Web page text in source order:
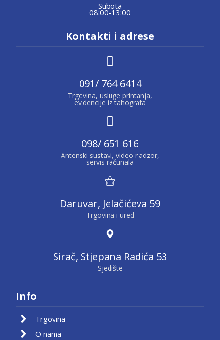
Subota
08:00-13:00
Kontakti i adrese
091/ 764 6414
Trgovina, usluge printanja,
evidencije iz tahografa
098/ 651 616
Antenski sustavi, video nadzor,
servis računala
Daruvar, Jelačićeva 59
Trgovina i ured
Sirač, Stjepana Radića 53
Sjedište
Info
Trgovina
O nama